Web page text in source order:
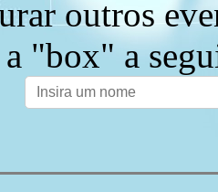
outros
"box" a